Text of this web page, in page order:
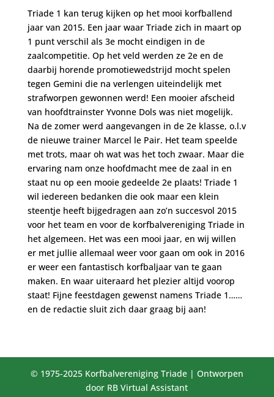
Triade 1 kan terug kijken op het mooi korfballend
jaar van 2015. Een jaar waar Triade zich in maart op
1 punt verschil als 3e mocht eindigen in de
zaalcompetitie. Op het veld werden ze 2e en de
daarbij horende promotiewedstrijd mocht spelen
tegen Gemini die na verlengen uiteindelijk met
strafworpen gewonnen werd! Een mooier afscheid
van hoofdtrainster Yvonne Dols was niet mogelijk.
Na de zomer werd aangevangen in de 2e klasse, o.l.v
de nieuwe trainer Marcel le Pair. Het team speelde
met trots, maar oh wat was het toch zwaar. Maar die
ervaring nam onze hoofdmacht mee de zaal in en
staat nu op een mooie gedeelde 2e plaats! Triade 1
wil iedereen bedanken die ook maar een klein
steentje heeft bijgedragen aan zo’n succesvol 2015
voor het team en voor de korfbalvereniging Triade in
het algemeen. Het was een mooi jaar, en wij willen
er met jullie allemaal weer voor gaan om ook in 2016
er weer een fantastisch korfbaljaar van te gaan
maken. En waar uiteraard het plezier altijd voorop
staat! Fijne feestdagen gewenst namens Triade 1……
en de redactie sluit zich daar graag bij aan!
© 1975-2025 Korfbalvereniging Triade | Ontworpen
door RB Virtual Assistant